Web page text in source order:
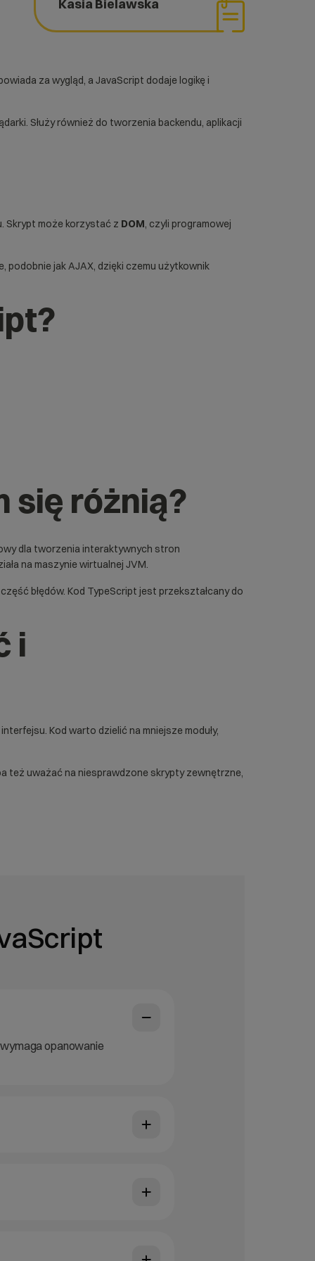
Kasia Bielawska
za wygląd, a JavaScript dodaje logikę i
Służy również do tworzenia backendu, aplikacji
Skrypt może korzystać z DOM, czyli programowej
podobnie jak AJAX, dzięki czemu użytkownik
się różnią?
dla tworzenia interaktywnych stron
na maszynie wirtualnej JVM.
błędów. Kod TypeScript jest przekształcany do
i
Kod warto dzielić na mniejsze moduły,
też uważać na niesprawdzone skrypty zewnętrzne,
opanowanie